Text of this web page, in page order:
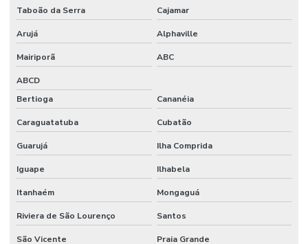
Taboão da Serra Cajamar
Arujá Alphaville
Mairiporã ABC
ABCD
Bertioga
Cananéia
Caraguatatuba Cubatão
Guarujá Ilha Comprida
Iguape Ilhabela
Itanhaém Mongaguá
Riviera de São Lourenço Santos
São Vicente Praia Grande